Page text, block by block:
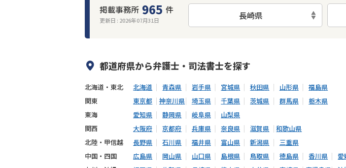
掲載事務所 965 件
更新日 : 2026年07月31日 長崎県
都道府県から弁護士・司法書士を探す
北海道・東北 北海道 青森県 岩手県 宮城県 秋田県 山形県
福島県
関東
東京都 神奈川県 埼玉県 千葉県 茨城県 群馬県
栃木県
東海
愛知県 静岡県 岐阜県
山梨県
関西
大阪府 京都府 兵庫県 奈良県 滋賀県
和歌山県
北陸・甲信越
長野県 石川県 福井県 富山県 新潟県
三重県
中国・四国
広島県 岡山県 山口県 島根県 鳥取県 徳島県 香川県 愛